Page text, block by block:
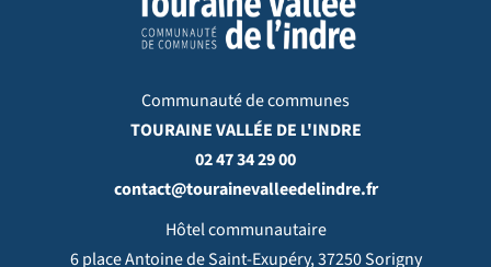
Communauté de communes
TOURAINE VALLÉE DE L'INDRE
02 47 34 29 00
contact@tourainevalleedelindre.fr
Hôtel communautaire
6 place Antoine de Saint-Exupéry, 37250 Sorigny